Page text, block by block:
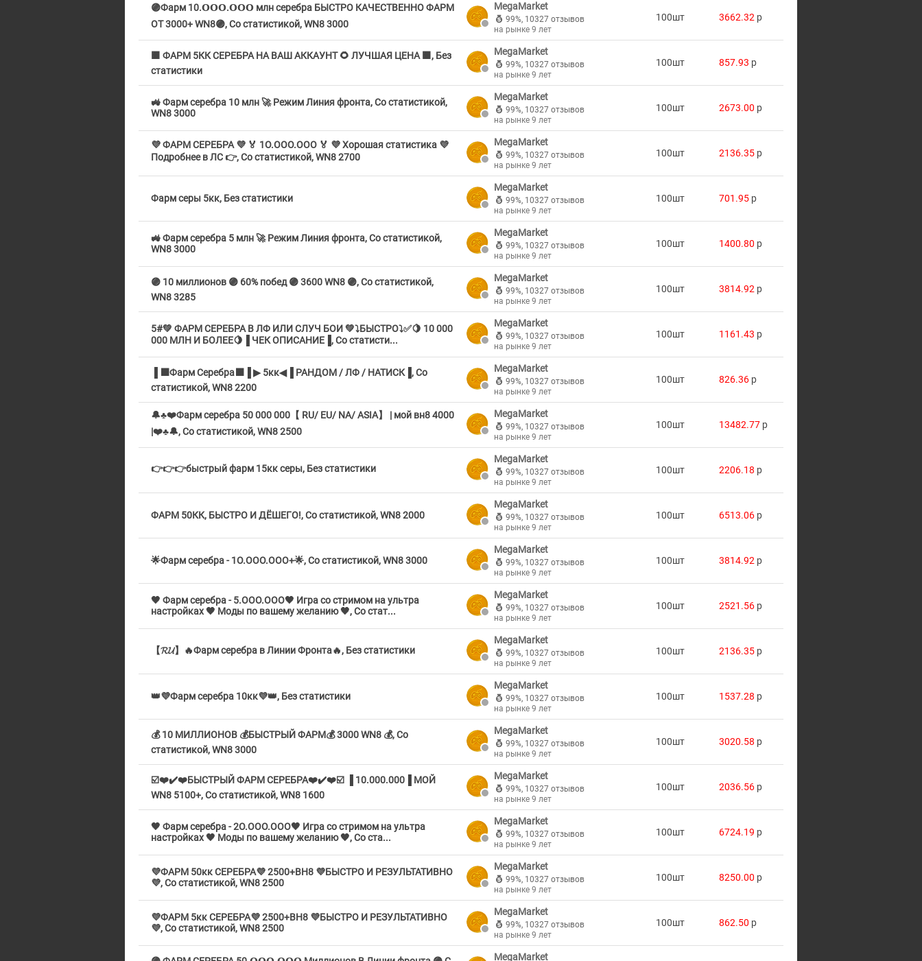
🟣Фарм 10.𝗢𝗢𝗢.𝗢𝗢𝗢 млн серебра БЫСТРО КАЧЕСТВЕННО ФАРМ
ОТ 3000+ WN8🟣, Со статистикой, WN8 3000
MegaMarket
99%, 10327 отзывов
на рынке 9 лет
100шт 3662.32 p
🟧 ФАРМ 5КК СЕРЕБРА НА ВАШ АККАУНТ 🌻 ЛУЧШАЯ ЦЕНА 🟧, Без
статистики
MegaMarket
99%, 10327 отзывов
на рынке 9 лет
100шт 857.93 p
🚜 Фарм серебра 10 млн 🚀 Режим Линия фронта, Со статистикой,
WN8 3000
MegaMarket
99%, 10327 отзывов
на рынке 9 лет
100шт 2673.00 p
💜 ФАРМ СЕРЕБРА 💜 🏅 1O.OOO.OOO 🏅 💜 Хорошая статистика 💜
Подробнее в ЛС 👉, Со статистикой, WN8 2700
MegaMarket
99%, 10327 отзывов
на рынке 9 лет
100шт 2136.35 p
Фарм серы 5кк, Без статистики
MegaMarket
99%, 10327 отзывов
на рынке 9 лет
100шт 701.95 p
🚜 Фарм серебра 5 млн 🚀 Режим Линия фронта, Со статистикой,
WN8 3000
MegaMarket
99%, 10327 отзывов
на рынке 9 лет
100шт 1400.80 p
🟣 10 миллионов 🟣 60% побед 🟣 3600 WN8 🟣, Со статистикой,
WN8 3285
MegaMarket
99%, 10327 отзывов
на рынке 9 лет
100шт 3814.92 p
5#💚 ФАРМ СЕРЕБРА В ЛФ ИЛИ СЛУЧ БОИ 💚⤵️БЫСТРО⤵️✅🍋 10 000
000 МЛН И БОЛЕЕ🍋▐ ЧЕК ОПИСАНИЕ▐, Со статисти...
MegaMarket
99%, 10327 отзывов
на рынке 9 лет
100шт 1161.43 p
▐ ⬛Фарм Серебра⬛▐ ▶ 5кк◀▐ РАНДОМ / ЛФ / НАТИСК▐, Со
статистикой, WN8 2200
MegaMarket
99%, 10327 отзывов
на рынке 9 лет
100шт 826.36 p
🔔♣️❤️Фарм серебра 50 000 000【 RU/ EU/ NA/ ASIA】 | мой вн8 4000
|❤️♣️🔔, Со статистикой, WN8 2500
MegaMarket
99%, 10327 отзывов
на рынке 9 лет
100шт 13482.77 p
👉👉👉быстрый фарм 15кк серы, Без статистики
MegaMarket
99%, 10327 отзывов
на рынке 9 лет
100шт 2206.18 p
ФАРМ 50КК, БЫСТРО И ДЁШЕГО!, Со статистикой, WN8 2000
MegaMarket
99%, 10327 отзывов
на рынке 9 лет
100шт 6513.06 p
🌟Фарм серебра - 1O.OOO.OOO+🌟, Со статистикой, WN8 3000
MegaMarket
99%, 10327 отзывов
на рынке 9 лет
100шт 3814.92 p
🖤 Фарм серебра - 5.OOO.OOO🖤 Игра со стримом на ультра
настройках 🖤 Моды по вашему желанию 🖤, Со стат...
MegaMarket
99%, 10327 отзывов
на рынке 9 лет
100шт 2521.56 p
【𝓡𝓤】🔥Фарм серебра в Линии Фронта🔥, Без статистики
MegaMarket
99%, 10327 отзывов
на рынке 9 лет
100шт 2136.35 p
👑💜Фарм серебра 10кк💜👑, Без статистики
MegaMarket
99%, 10327 отзывов
на рынке 9 лет
100шт 1537.28 p
💰 10 МИЛЛИОНОВ 💰БЫСТРЫЙ ФАРМ💰 3000 WN8 💰, Со
статистикой, WN8 3000
MegaMarket
99%, 10327 отзывов
на рынке 9 лет
100шт 3020.58 p
☑️❤️✔️❤️БЫСТРЫЙ ФАРМ СЕРЕБРА❤️✔️❤️☑️ ▐ 10.000.000▐ МОЙ
WN8 5100+, Со статистикой, WN8 1600
MegaMarket
99%, 10327 отзывов
на рынке 9 лет
100шт 2036.56 p
🖤 Фарм серебра - 2O.OOO.OOO🖤 Игра со стримом на ультра
настройках 🖤 Моды по вашему желанию 🖤, Со ста...
MegaMarket
99%, 10327 отзывов
на рынке 9 лет
100шт 6724.19 p
💜ФАРМ 50кк СЕРЕБРА💜 2500+ВН8 💜БЫСТРО И РЕЗУЛЬТАТИВНО
💜, Со статистикой, WN8 2500
MegaMarket
99%, 10327 отзывов
на рынке 9 лет
100шт 8250.00 p
💜ФАРМ 5кк СЕРЕБРА💜 2500+ВН8 💜БЫСТРО И РЕЗУЛЬТАТИВНО
💜, Со статистикой, WN8 2500
MegaMarket
99%, 10327 отзывов
на рынке 9 лет
100шт 862.50 p
MegaMarket